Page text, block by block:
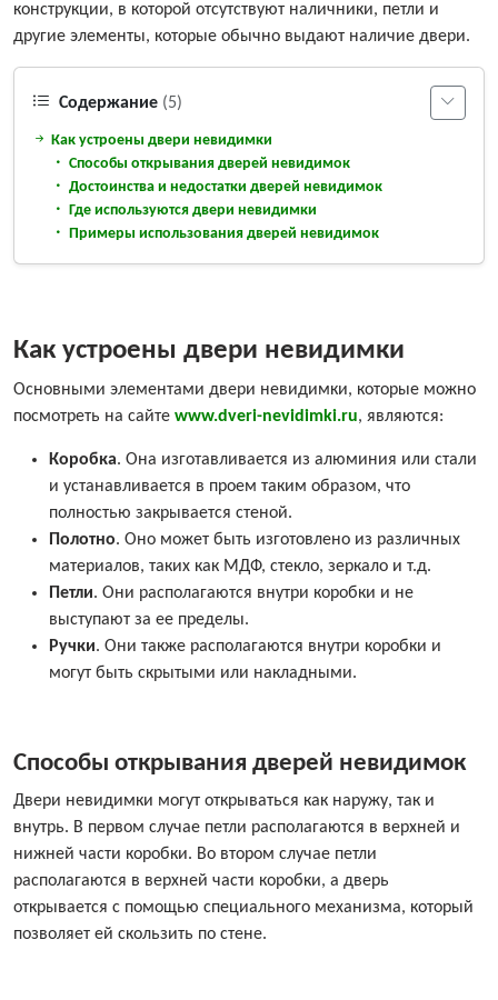
конструкции, в которой отсутствуют наличники, петли и
другие элементы, которые обычно выдают наличие двери.
Содержание (5)
Как устроены двери невидимки
Способы открывания дверей невидимок
Достоинства и недостатки дверей невидимок
Где используются двери невидимки
Примеры использования дверей невидимок
Как устроены двери невидимки
Основными элементами двери невидимки, которые можно
посмотреть на сайте www.dveri-nevidimki.ru, являются:
Коробка. Она изготавливается из алюминия или стали
и устанавливается в проем таким образом, что
полностью закрывается стеной.
Полотно. Оно может быть изготовлено из различных
материалов, таких как МДФ, стекло, зеркало и т.д.
Петли. Они располагаются внутри коробки и не
выступают за ее пределы.
Ручки. Они также располагаются внутри коробки и
могут быть скрытыми или накладными.
Способы открывания дверей невидимок
Двери невидимки могут открываться как наружу, так и
внутрь. В первом случае петли располагаются в верхней и
нижней части коробки. Во втором случае петли
располагаются в верхней части коробки, а дверь
открывается с помощью специального механизма, который
позволяет ей скользить по стене.